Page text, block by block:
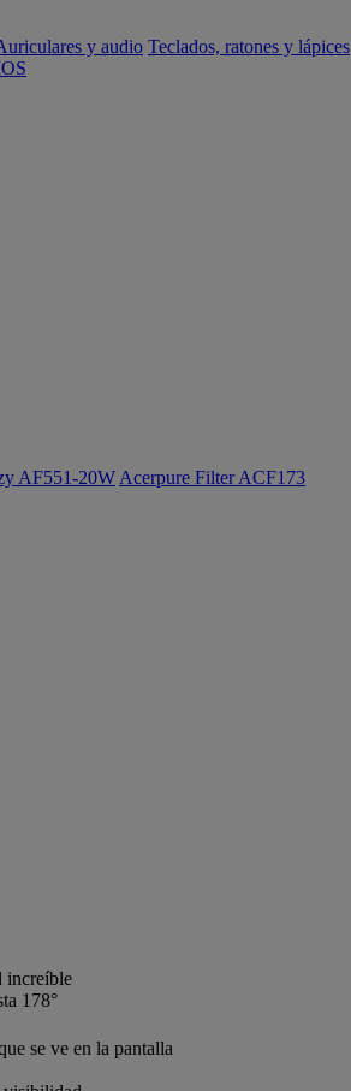
y audio Teclados, ratones y lápices
AF551-20W Acerpure Filter ACF173
increíble
178°
se ve en la pantalla